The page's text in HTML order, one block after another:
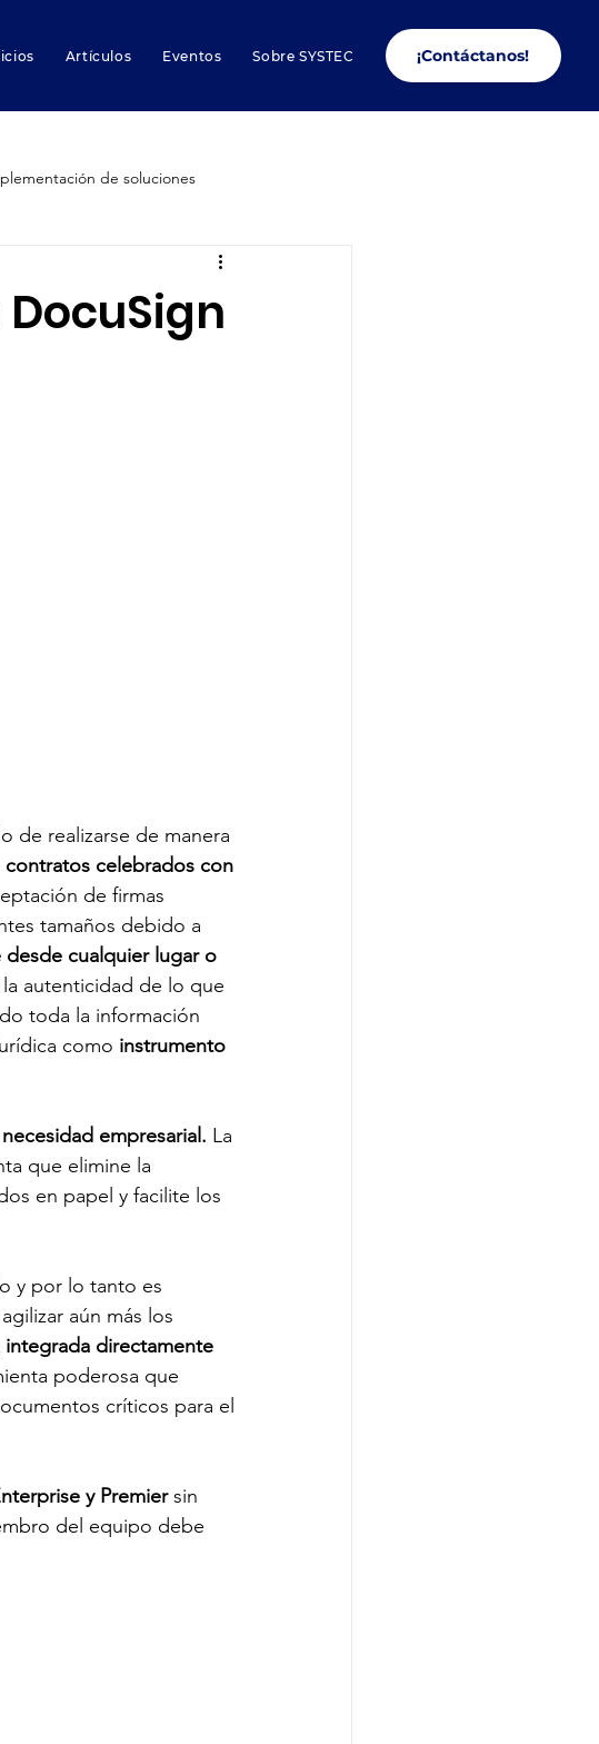
Artículos Eventos Sobre SYSTEC ¡Contáctanos!
de soluciones
de realizarse de manera
contratos celebrados con
de firmas
tamaños debido a
cualquier lugar o
autenticidad de lo que
toda la información
como instrumento
empresarial. La
que elimine la
en papel y facilite los
y por lo tanto es
aún más los
integrada directamente
poderosa que
críticos para el
y Premier sin
del equipo debe